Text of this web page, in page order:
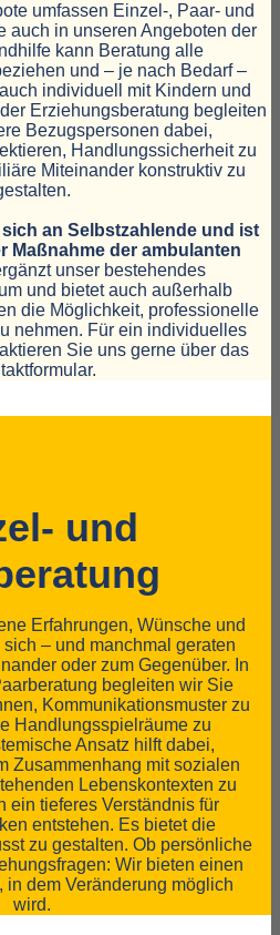
umfassen Einzel-, Paar- und
auch in unseren Angeboten der
kann Beratung alle
und – je nach Bedarf –
individuell mit Kindern und
Erziehungsberatung begleiten
Bezugspersonen dabei,
Handlungssicherheit zu
Miteinander konstruktiv zu
an Selbstzahlende und ist
Maßnahme der ambulanten
unser bestehendes
und bietet auch außerhalb
die Möglichkeit, professionelle
nehmen. Für ein individuelles
Sie uns gerne über das
und
Erfahrungen, Wünsche und
– und manchmal geraten
oder zum Gegenüber. In
begleiten wir Sie
Kommunikationsmuster zu
Handlungsspielräume zu
Ansatz hilft dabei,
Zusammenhang mit sozialen
Lebenskontexten zu
ein tieferes Verständnis für
entstehen. Es bietet die
zu gestalten. Ob persönliche
Wir bieten einen
in dem Veränderung möglich
wird.